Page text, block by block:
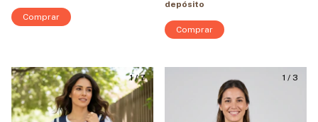
Comprar
depósito
Comprar
1/7 1 / 3